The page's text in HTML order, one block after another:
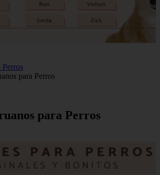
Perros
para Perros
para Perros